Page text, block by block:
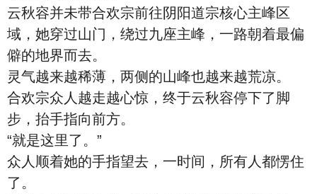
云秋容并未带合欢宗前往阴阳道宗核心主峰区
域，她穿过山门，绕过九座主峰，一路朝着最偏
僻的地界而去。
灵气越来越稀薄，两侧的山峰也越来越荒凉。
合欢宗众人越走越心惊，终于云秋容停下了脚
步，抬手指向前方。
“就是这里了。”
众人顺着她的手指望去，一时间，所有人都愣住
了。